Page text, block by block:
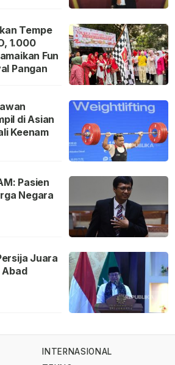
Tempe
1.000
Fun
Pangan
di Asian
Keenam
Pasien
Negara
Juara
Abad
INTERNASIONAL